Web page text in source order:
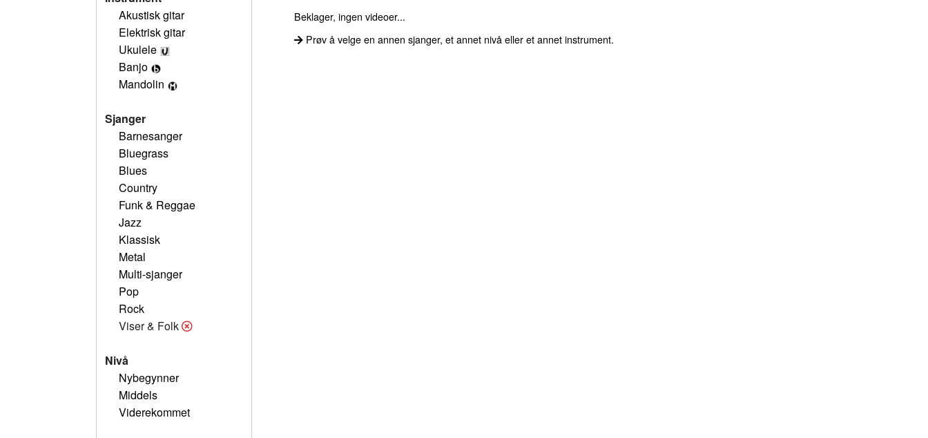
Akustisk gitar
Elektrisk gitar
Ukulele
Banjo
Mandolin
Sjanger
Barnesanger
Bluegrass
Blues
Country
Funk & Reggae
Jazz
Klassisk
Metal
Multi-sjanger
Pop
Rock
Viser & Folk
Nivå
Nybegynner
Middels
Viderekommet
Beklager, ingen videoer...
Prøv å velge en annen sjanger, et annet nivå eller et annet instrument.